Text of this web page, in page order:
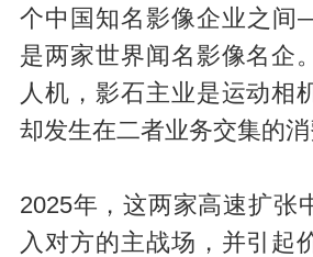
个中国知名影像企业之
是两家世界闻名影像名企
人机，影石主业是运动相
却发生在二者业务交集的消
2025年，这两家高速扩张
入对方的主战场，并引起